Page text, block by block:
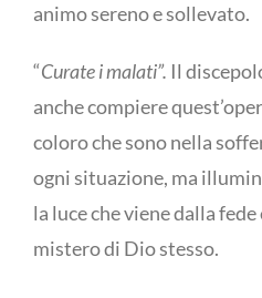
animo sereno e sollevato.
“Curate i malati”. Il
anche compiere
coloro che sono nella
ogni situazione, ma
la luce che viene dalla
mistero di Dio stesso.